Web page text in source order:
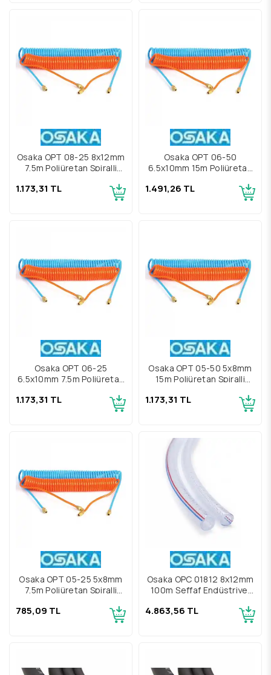
Osaka OPT 08-25 8x12mm
7.5m Poliüretan Spiralli
1.173,31 TL
Osaka OPT 06-50
6.5x10mm 15m Poliüretan
1.491,26 TL
Osaka OPT 06-25
6.5x10mm 7.5m Poliüretan
1.173,31 TL
Osaka OPT 05-50 5x8mm
15m Poliüretan Spiralli
1.173,31 TL
Osaka OPT 05-25 5x8mm
7.5m Poliüretan Spiralli
785,09 TL
Osaka OPC 01812 8x12mm
100m Şeffaf Endüstriyel
4.863,56 TL